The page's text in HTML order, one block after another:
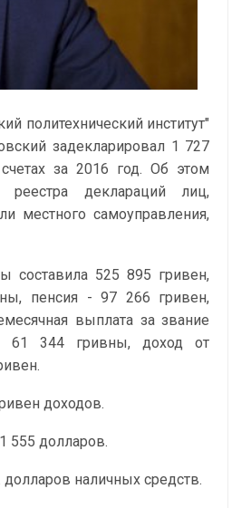
политехнический институт"
задекларировал 1 727
за 2016 год. Об этом
реестра деклараций лиц,
местного самоуправления,
составила 525 895 гривен,
пенсия - 97 266 гривен,
выплата за звание
61 344 гривны, доход от
доходов.
555 долларов.
наличных средств.